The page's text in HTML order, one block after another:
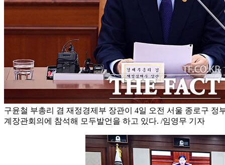
구윤철 부총리 겸 재정경제부 장관이 4일 오전 서울 종로구 정
계장관회의에 참석해 모두발언을 하고 있다. /임영무 기자